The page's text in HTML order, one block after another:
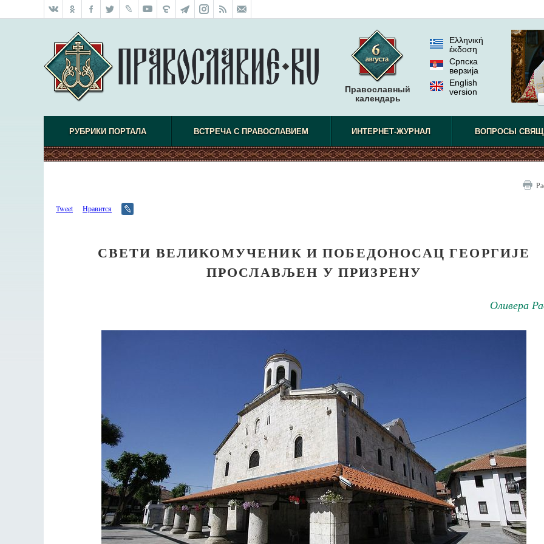
Православный
календарь
Ελληνική
έκδοση
Српска
верзиjа
English
version
РУБРИКИ ПОРТАЛА ВСТРЕЧА С ПРАВОСЛАВИЕМ ИНТЕРНЕТ-ЖУРНАЛ ВОПРОСЫ
Tweet Нравится
СВЕТИ ВЕЛИКОМУЧЕНИК И ПОБЕДОНОСАЦ ГЕОРГИЈЕ
ПРОСЛАВЉЕН У ПРИЗРЕНУ
Оливера
Разлуки не будет
Как найти своё место в жизни
Кирилл Мурышев
Великомученик Георгий Победоносец.
Роман Котов